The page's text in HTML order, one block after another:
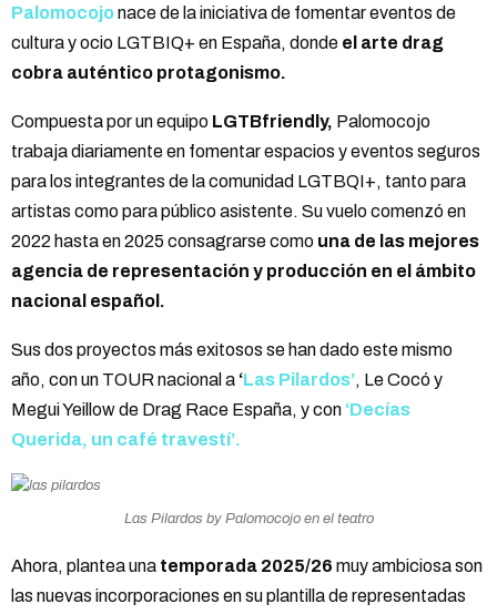
Palomocojonace de la iniciativa de fomentar eventos de
cultura y ocio LGTBIQ+ en España, donde el arte drag
cobra auténtico protagonismo.
Compuesta por un equipo LGTBfriendly, Palomocojo
trabaja diariamente en fomentar espacios y eventos seguros
para los integrantes de la comunidad LGTBQI+, tanto para
artistas como para público asistente. Su vuelo comenzó en
2022 hasta en 2025 consagrarse como una de las mejores
agencia de representación y producción en el ámbito
nacional español.
Sus dos proyectos más exitosos se han dado este mismo
año, con un TOUR nacional a ‘Las Pilardos’, Le Cocó y
Megui Yeillow de Drag Race España, y con ‘Decías
Querida, un café travestí’.
Las Pilardos by Palomocojo en el teatro
Ahora, plantea una temporada 2025/26 muy ambiciosa son
las nuevas incorporaciones en su plantilla de representadas